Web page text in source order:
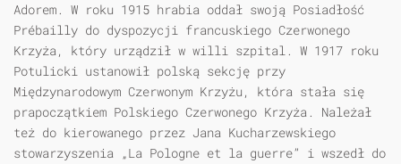
Adorem. W roku 1915 hrabia oddał swoją Posiadłość
Prébailly do dyspozycji francuskiego Czerwonego
Krzyża, który urządził w willi szpital. W 1917 roku
Potulicki ustanowił polską sekcję przy
Międzynarodowym Czerwonym Krzyżu, która stała się
prapoczątkiem Polskiego Czerwonego Krzyża. Należał
też do kierowanego przez Jana Kucharzewskiego
stowarzyszenia „La Pologne et la guerre” i wszedł do